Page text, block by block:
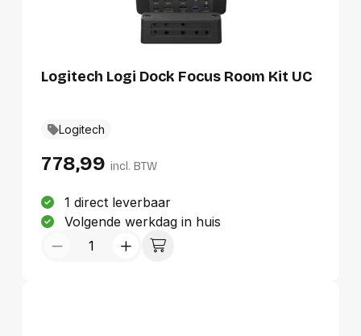
Logitech Logi Dock Focus Room Kit UC
Logitech
778,99 incl. BTW
1 direct leverbaar
Volgende werkdag in huis